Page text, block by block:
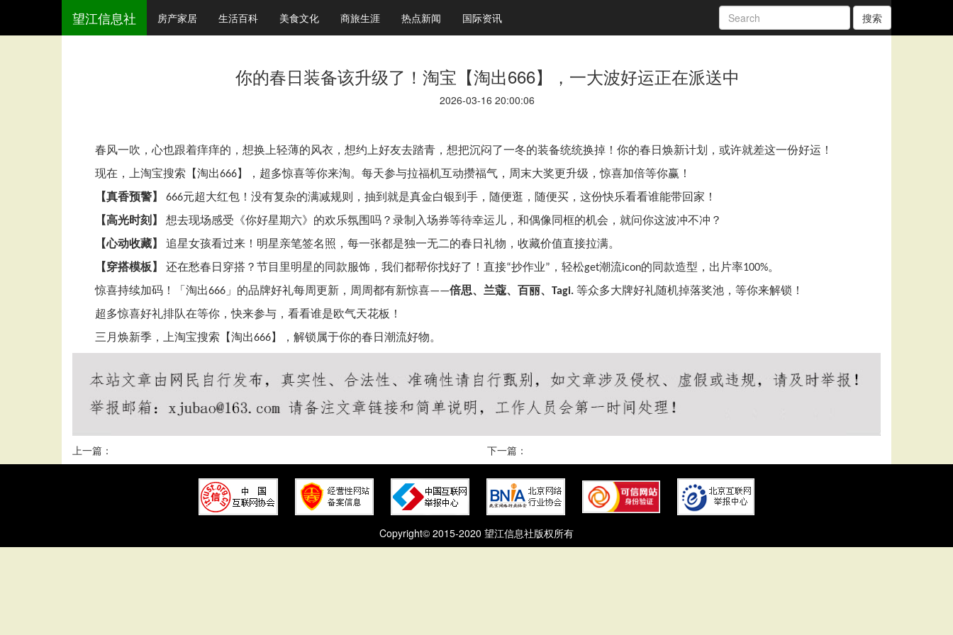
望江信息社 房产家居 生活百科 美食文化 商旅生涯 热点新闻 国际资讯 搜索
你的春日装备该升级了！淘宝【淘出666】，一大波好运正在派送中
2026-03-16 20:00:06
春风一吹，心也跟着痒痒的，想换上轻薄的风衣，想约上好友去踏青，想把沉闷了一冬的装备统统换掉！你的春日焕新计划，或许就差这一份好运！
现在，上淘宝搜索【淘出666】，超多惊喜等你来淘。每天参与拉福机互动攒福气，周末大奖更升级，惊喜加倍等你赢！
【真香预警】
666元超大红包！没有复杂的满减规则，抽到就是真金白银到手，随便逛，随便买，这份快乐看看谁能带回家！
【高光时刻】
想去现场感受《你好星期六》的欢乐氛围吗？录制入场券等待幸运儿，和偶像同框的机会，就问你这波冲不冲？
【心动收藏】
追星女孩看过来！明星亲笔签名照，每一张都是独一无二的春日礼物，收藏价值直接拉满。
【穿搭模板】
还在愁春日穿搭？节目里明星的同款服饰，我们都帮你找好了！直接“抄作业” ，轻松get潮流icon的同款造型，出片率100%。
惊喜持续加码！「淘出666 」的品牌好礼每周更新，周周都有新惊喜——倍思、兰蔻、百丽、 Tagi. 等众多大牌好礼随机掉落奖池，等你来解锁！
超多惊喜好礼排队在等你，快来参与，看看谁是欧气天花板！
三月焕新季，上淘宝搜索【淘出666】，解锁属于你的春日潮流好物。
上一篇： 下一篇：
Copyright© 2015-2020 望江信息社版权所有